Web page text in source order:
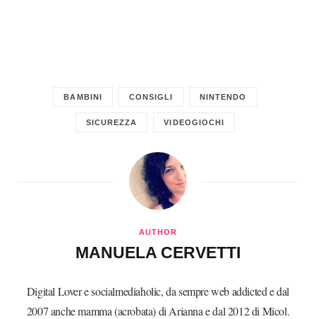
BAMBINI CONSIGLI NINTENDO
SICUREZZA VIDEOGIOCHI
AUTHOR
MANUELA CERVETTI
Digital Lover e socialmediaholic, da sempre web addicted e dal
2007 anche mamma (acrobata) di Arianna e dal 2012 di Micol.